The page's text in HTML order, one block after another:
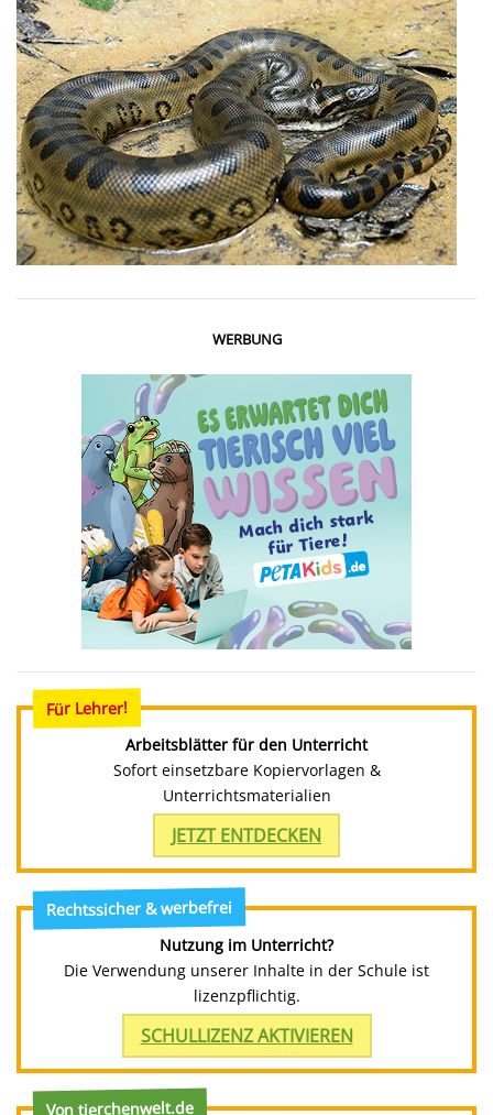
WERBUNG
Für Lehrer!
Arbeitsblätter für den Unterricht
Sofort einsetzbare Kopiervorlagen &
Unterrichtsmaterialien
JETZT ENTDECKEN
Rechtssicher & werbefrei
Nutzung im Unterricht?
Die Verwendung unserer Inhalte in der Schule ist
lizenzpflichtig.
SCHULLIZENZ AKTIVIEREN
Von tierchenwelt.de